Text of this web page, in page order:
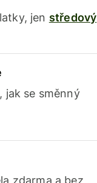
jen středový
jak se směnný
zdarma a bez